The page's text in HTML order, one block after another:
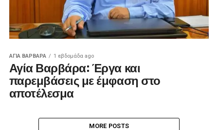
ΑΓΙΑ ΒΑΡΒΑΡΑ 1 εβδομάδα ago
Αγία Βαρβάρα: Έργα και
παρεμβάσεις με έμφαση στο
αποτέλεσμα
MORE POSTS